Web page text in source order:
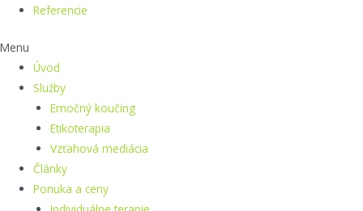
Referencie
Menu
Úvod
Služby
Emočný koučing
Etikoterapia
Vzťahová mediácia
Články
Ponuka a ceny